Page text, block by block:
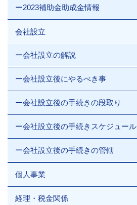
ー2023補助金助成金情報
会社設立
ー会社設立の解説
ー会社設立後にやるべき事
ー会社設立後の手続きの段取り
ー会社設立後の手続きスケジュール
ー会社設立後の手続きの管轄
個人事業
経理・税金関係